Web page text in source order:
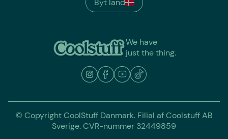
We have
just the thing.
Byt land
© Copyright CoolStuff Danmark. Filial af Coolstuff AB
Sverige. CVR-nummer 32449859